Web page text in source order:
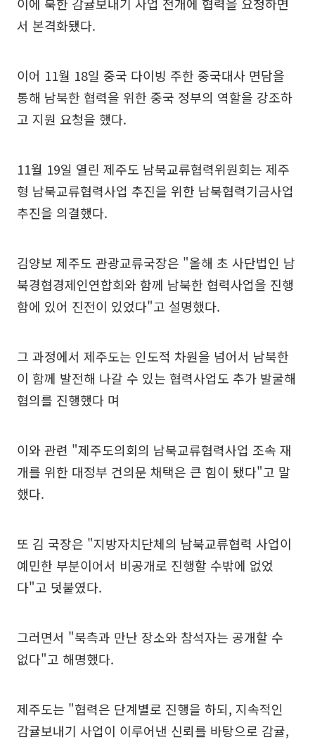
서 본격화됐다.
이어 11월 18일 중국 다이빙 주한 중국대사 면담을
통해 남북한 협력을 위한 중국 정부의 역할을 강조하
고 지원 요청을 했다.
11월 19일 열린 제주도 남북교류협력위원회는 제주
형 남북교류협력사업 추진을 위한 남북협력기금사업
추진을 의결했다.
김양보 제주도 관광교류국장은 "올해 초 사단법인 남
북경협경제인연합회와 함께 남북한 협력사업을 진행
함에 있어 진전이 있었다"고 설명했다.
그 과정에서 제주도는 인도적 차원을 넘어서 남북한
이 함께 발전해 나갈 수 있는 협력사업도 추가 발굴해
협의를 진행했다 며
이와 관련 "제주도의회의 남북교류협력사업 조속 재
개를 위한 대정부 건의문 채택은 큰 힘이 됐다"고 말
했다.
또 김 국장은 "지방자치단체의 남북교류협력 사업이
예민한 부분이어서 비공개로 진행할 수밖에 없었
다"고 덧붙였다.
그러면서 "북측과 만난 장소와 참석자는 공개할 수
없다"고 해명했다.
제주도는 "협력은 단계별로 진행을 하되, 지속적인
감귤보내기 사업이 이루어낸 신뢰를 바탕으로 감귤,